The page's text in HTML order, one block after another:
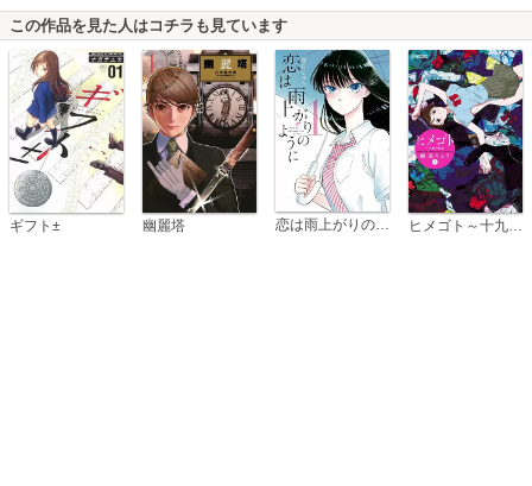
この作品を見た人はコチラも見ています
ギフト± 幽麗塔 恋は雨上がりのように